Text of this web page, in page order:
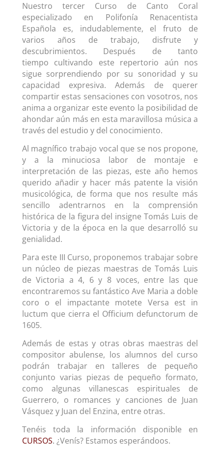
Nuestro tercer Curso de Canto Coral
especializado en Polifonía Renacentista
Española es, indudablemente, el fruto de
varios años de trabajo, disfrute y
descubrimientos. Después de tanto
tiempo cultivando este repertorio aún nos
sigue sorprendiendo por su sonoridad y su
capacidad expresiva. Además de querer
compartir estas sensaciones con vosotros, nos
anima a organizar este evento la posibilidad de
ahondar aún más en esta maravillosa música a
través del estudio y del conocimiento.
Al magnífico trabajo vocal que se nos propone,
y a la minuciosa labor de montaje e
interpretación de las piezas, este año hemos
querido añadir y hacer más patente la visión
musicológica, de forma que nos resulte más
sencillo adentrarnos en la comprensión
histórica de la figura del insigne Tomás Luis de
Victoria y de la época en la que desarrolló su
genialidad.
Para este III Curso, proponemos trabajar sobre
un núcleo de piezas maestras de Tomás Luis
de Victoria a 4, 6 y 8 voces, entre las que
encontraremos su fantástico Ave Maria a doble
coro o el impactante motete Versa est in
luctum que cierra el Officium defunctorum de
1605.
Además de estas y otras obras maestras del
compositor abulense, los alumnos del curso
podrán trabajar en talleres de pequeño
conjunto varias piezas de pequeño formato,
como algunas villanescas espirituales de
Guerrero, o romances y canciones de Juan
Vásquez y Juan del Enzina, entre otras.
Tenéis toda la información disponible en
CURSOS. ¿Venís? Estamos esperándoos.